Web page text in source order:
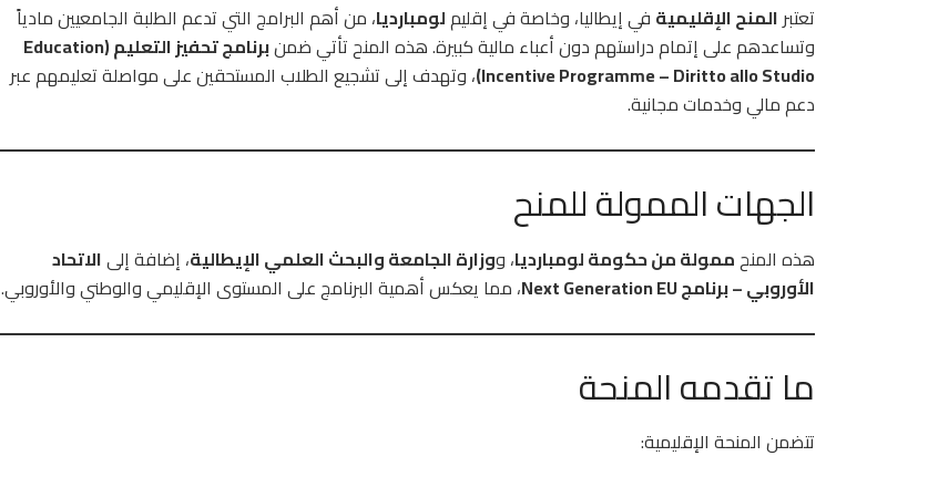
تعتبرالمنح الإقليمية في إيطاليا، وخاصة في إقليملومبارديا، من أهم البرامج التي تدعم الطلبة الجامعيين مادياً
وتساعدهم على إتمام دراستهم دون أعباء مالية كبيرة. هذه المنح تأتي ضمن
برنامج تحفيز التعليم (Education
Incentive Programme – Diritto allo Studio) ، وتهدف إلى تشجيع الطلاب المستحقين على مواصلة تعليمهم عبر
دعم مالي وخدمات مجانية.
الجهات الممولة للمنح
هذه المنحممولة من حكومة لومبارديا، ووزارة الجامعة والبحث العلمي الإيطالية، إضافة إلىالاتحاد
الأوروبي – برنامج Next Generation EU
، مما يعكس أهمية البرنامج على المستوى الإقليمي والوطني والأوروبي.
ما تقدمه المنحة
تتضمن المنحة الإقليمية: